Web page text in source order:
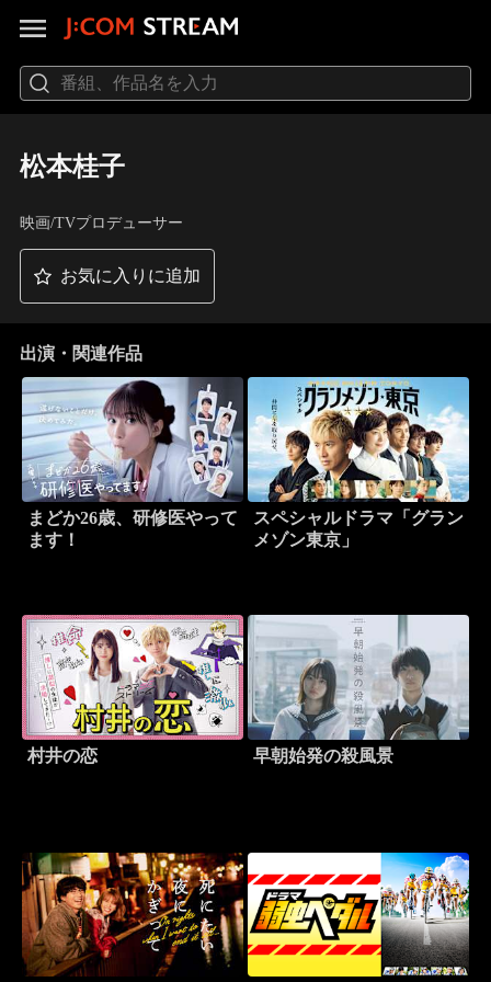
松本桂子
映画/TVプロデューサー
お気に入りに追加
出演・関連作品
まどか26歳、研修医やって
ます！
スペシャルドラマ「グラン
メゾン東京」
村井の恋 早朝始発の殺風景